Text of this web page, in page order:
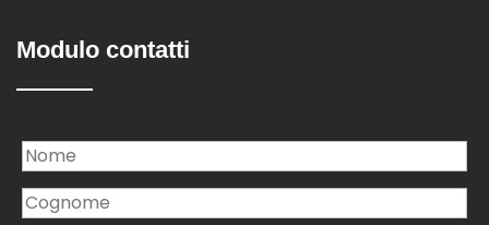
Modulo contatti